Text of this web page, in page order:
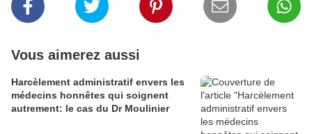
Vous aimerez aussi
Harcèlement administratif envers les
médecins honnêtes qui soignent
autrement: le cas du Dr Moulinier